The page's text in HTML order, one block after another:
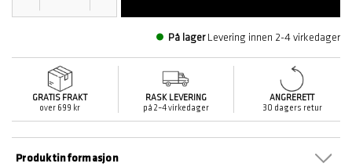
På lager Levering innen 2-4 virkedager
GRATIS FRAKT
over 699 kr
RASK LEVERING
på 2–4 virkedager
ANGRERETT
30 dagers retur
Produktinformasjon